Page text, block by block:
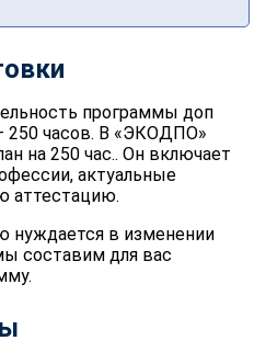
программы доп
250 часов. В «ЭКОДПО»
на 250 час.. Он включает
актуальные
аттестацию.
нуждается в изменении
составим для вас